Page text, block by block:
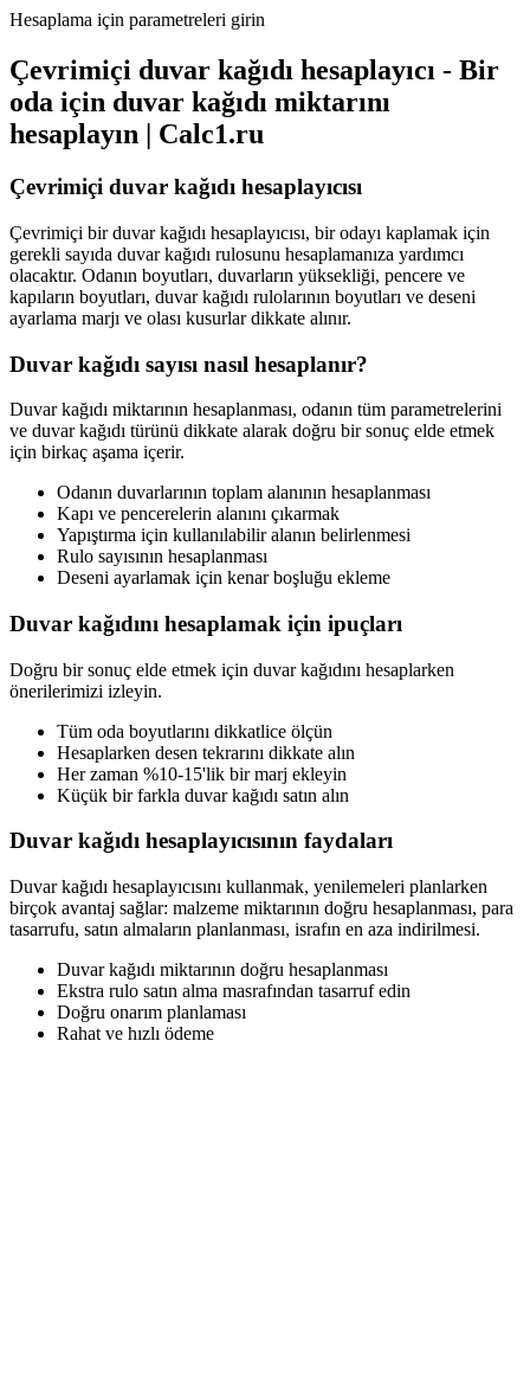
Hesaplama için parametreleri girin
Çevrimiçi duvar kağıdı hesaplayıcı - Bir
oda için duvar kağıdı miktarını
hesaplayın | Calc1.ru
Çevrimiçi duvar kağıdı hesaplayıcısı
Çevrimiçi bir duvar kağıdı hesaplayıcısı, bir odayı kaplamak için
gerekli sayıda duvar kağıdı rulosunu hesaplamanıza yardımcı
olacaktır. Odanın boyutları, duvarların yüksekliği, pencere ve
kapıların boyutları, duvar kağıdı rulolarının boyutları ve deseni
ayarlama marjı ve olası kusurlar dikkate alınır.
Duvar kağıdı sayısı nasıl hesaplanır?
Duvar kağıdı miktarının hesaplanması, odanın tüm parametrelerini
ve duvar kağıdı türünü dikkate alarak doğru bir sonuç elde etmek
için birkaç aşama içerir.
Odanın duvarlarının toplam alanının hesaplanması
Kapı ve pencerelerin alanını çıkarmak
Yapıştırma için kullanılabilir alanın belirlenmesi
Rulo sayısının hesaplanması
Deseni ayarlamak için kenar boşluğu ekleme
Duvar kağıdını hesaplamak için ipuçları
Doğru bir sonuç elde etmek için duvar kağıdını hesaplarken
önerilerimizi izleyin.
Tüm oda boyutlarını dikkatlice ölçün
Hesaplarken desen tekrarını dikkate alın
Her zaman %10-15'lik bir marj ekleyin
Küçük bir farkla duvar kağıdı satın alın
Duvar kağıdı hesaplayıcısının faydaları
Duvar kağıdı hesaplayıcısını kullanmak, yenilemeleri planlarken
birçok avantaj sağlar: malzeme miktarının doğru hesaplanması, para
tasarrufu, satın almaların planlanması, israfın en aza indirilmesi.
Duvar kağıdı miktarının doğru hesaplanması
Ekstra rulo satın alma masrafından tasarruf edin
Doğru onarım planlaması
Rahat ve hızlı ödeme